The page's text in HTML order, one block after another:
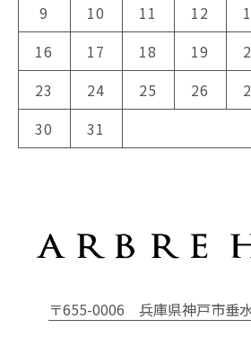
9
10 11 12
16
17 18 19
23
24 25 26
30
31
〒655-0006 兵庫県神戸市垂